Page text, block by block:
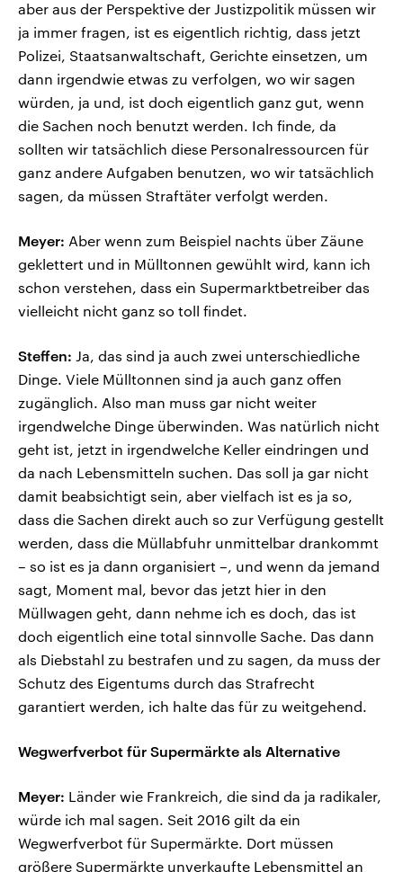
aber aus der Perspektive der Justizpolitik müssen wir
ja immer fragen, ist es eigentlich richtig, dass jetzt
Polizei, Staatsanwaltschaft, Gerichte einsetzen, um
dann irgendwie etwas zu verfolgen, wo wir sagen
würden, ja und, ist doch eigentlich ganz gut, wenn
die Sachen noch benutzt werden. Ich finde, da
sollten wir tatsächlich diese Personalressourcen für
ganz andere Aufgaben benutzen, wo wir tatsächlich
sagen, da müssen Straftäter verfolgt werden.
Meyer: Aber wenn zum Beispiel nachts über Zäune
geklettert und in Mülltonnen gewühlt wird, kann ich
schon verstehen, dass ein Supermarktbetreiber das
vielleicht nicht ganz so toll findet.
Steffen: Ja, das sind ja auch zwei unterschiedliche
Dinge. Viele Mülltonnen sind ja auch ganz offen
zugänglich. Also man muss gar nicht weiter
irgendwelche Dinge überwinden. Was natürlich nicht
geht ist, jetzt in irgendwelche Keller eindringen und
da nach Lebensmitteln suchen. Das soll ja gar nicht
damit beabsichtigt sein, aber vielfach ist es ja so,
dass die Sachen direkt auch so zur Verfügung gestellt
werden, dass die Müllabfuhr unmittelbar drankommt
– so ist es ja dann organisiert –, und wenn da jemand
sagt, Moment mal, bevor das jetzt hier in den
Müllwagen geht, dann nehme ich es doch, das ist
doch eigentlich eine total sinnvolle Sache. Das dann
als Diebstahl zu bestrafen und zu sagen, da muss der
Schutz des Eigentums durch das Strafrecht
garantiert werden, ich halte das für zu weitgehend.
Wegwerfverbot für Supermärkte als Alternative
Meyer: Länder wie Frankreich, die sind da ja radikaler,
würde ich mal sagen. Seit 2016 gilt da ein
Wegwerfverbot für Supermärkte. Dort müssen
größere Supermärkte unverkaufte Lebensmittel an